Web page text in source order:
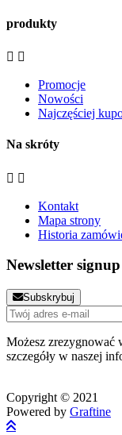
produkty
 
Promocje
Nowości
Najczęściej
Na skróty
 
Kontakt
Mapa strony
Historia
Newsletter signup
Subskrybuj
Możesz zrezygnować
szczegóły w naszej
Copyright © 2021
Powered by Graftine